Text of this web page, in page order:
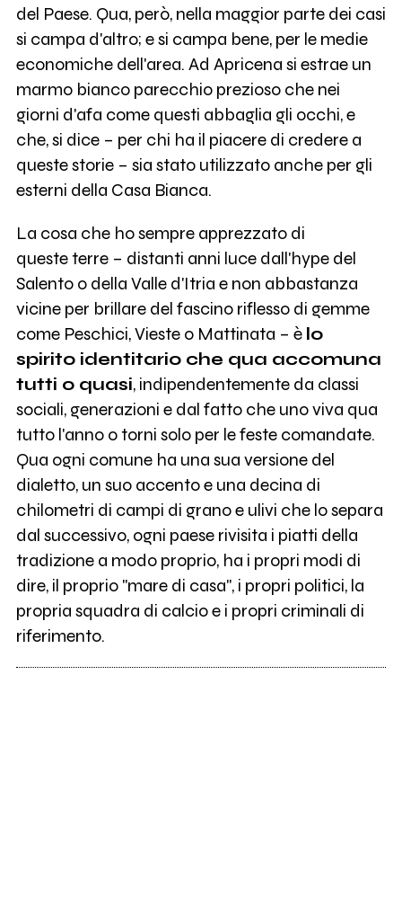
del Paese. Qua, però, nella maggior parte dei casi
si campa d'altro; e si campa bene, per le medie
economiche dell'area. Ad Apricena si estrae un
marmo bianco parecchio prezioso che nei
giorni d'afa come questi abbaglia gli occhi, e
che, si dice – per chi ha il piacere di credere a
queste storie – sia stato utilizzato anche per gli
esterni della Casa Bianca.
La cosa che ho sempre apprezzato di
queste terre – distanti anni luce dall'hype del
Salento o della Valle d'Itria e non abbastanza
vicine per brillare del fascino riflesso di gemme
come Peschici, Vieste o Mattinata – è lo
spirito identitario che qua accomuna
tutti o quasi, indipendentemente da classi
sociali, generazioni e dal fatto che uno viva qua
tutto l'anno o torni solo per le feste comandate.
Qua ogni comune ha una sua versione del
dialetto, un suo accento e una decina di
chilometri di campi di grano e ulivi che lo separa
dal successivo, ogni paese rivisita i piatti della
tradizione a modo proprio, ha i propri modi di
dire, il proprio "mare di casa", i propri politici, la
propria squadra di calcio e i propri criminali di
riferimento.